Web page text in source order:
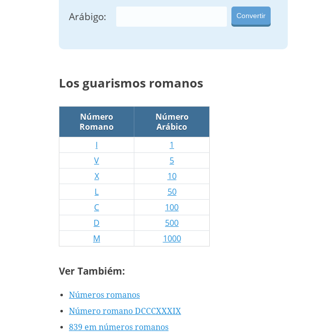
Arábigo: Convertir
Los guarismos romanos
Número
Romano
Número
Arábico
I
1
V
5
X
10
L
50
C
100
D
500
M
1000
Ver Tambiém:
Números romanos
Número romano DCCCXXXIX
839 em números romanos